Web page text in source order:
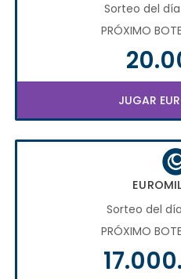
Sorteo del
PRÓXIMO
JUGAR
Sorteo del
PRÓXIMO